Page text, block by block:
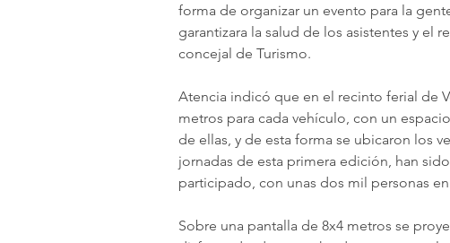
forma de organizar un evento para la
garantizara la salud de los asistentes y el
concejal de Turismo.
Atencia indicó que en el recinto ferial de
metros para cada vehículo, con un
de ellas, y de esta forma se ubicaron los
jornadas de esta primera edición, han
participado, con unas dos mil personas
Sobre una pantalla de 8x4 metros se